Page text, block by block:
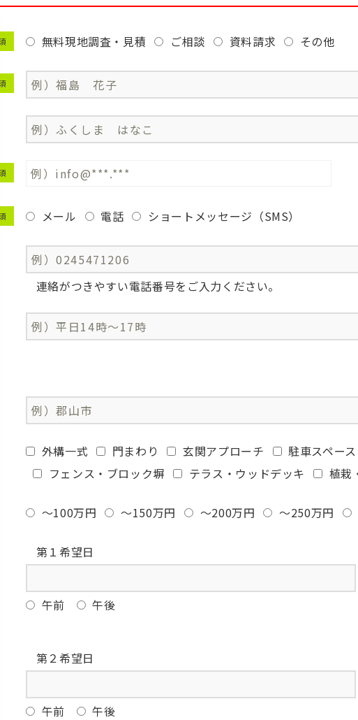
無料現地調査・見積 ご相談 資料請求 その他
メール 電話 ショートメッセージ（SMS）
連絡がつきやすい電話番号をご入力ください。
外構一式 門まわり 玄関アプローチ
駐車スペー
フェンス・ブロック塀
テラス・ウッドデッキ 植栽
～100万円 ～150万円 ～200万円 ～250万円
第１希望日
午前 午後
第２希望日
午前 午後